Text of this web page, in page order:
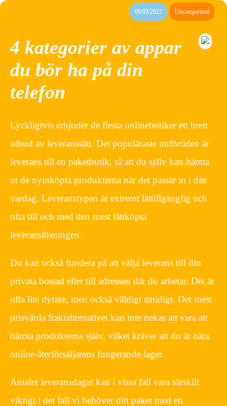
09/03/2022 Uncategorized
4 kategorier av appar
du bör ha på din
telefon
Lyckligtvis erbjuder de flesta onlinebutiker ett brett
utbud av leveranssätt. Det populäraste nuförtiden är
leverans till en paketbutik, så att du själv kan hämta
ut de nyinköpta produkterna när det passar in i din
vardag. Leveranstypen är extremt lättillgänglig och
ofta till och med den mest lättköpta
leveranslösningen.
Du kan också fundera på att välja leverans till din
privata bostad eller till adressen där du arbetar. Det är
ofta lite dyrare, men också väldigt smidigt. Det mest
prisvärda fraktalternativet kan inte nekas att vara att
hämta produkterna själv, vilket kräver att du är nära
online-återförsäljarens fungerande lager.
Antalet leveransdagar kan i vissa fall vara särskilt
viktigt i det fall vi behöver ditt paket med ett